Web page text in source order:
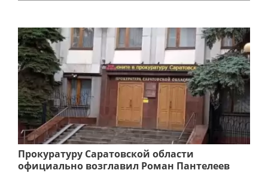
Прокуратуру Саратовской области
официально возглавил Роман Пантелеев